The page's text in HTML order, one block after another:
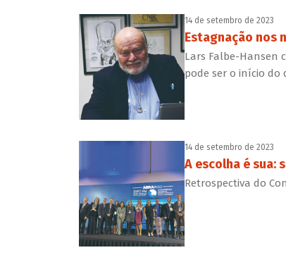
14 de setembro de 2023
Estagnação nos
Lars Falbe-Hansen
pode ser o início do
14 de setembro de 2023
A escolha é sua:
Retrospectiva do